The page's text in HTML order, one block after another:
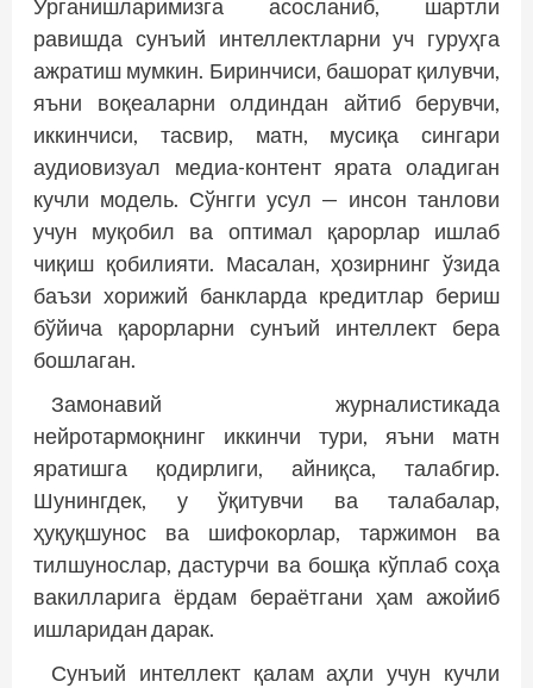
Ўрганишларимизга асосланиб, шартли
равишда сунъий интеллектларни уч гуруҳга
ажратиш мумкин. Биринчиси, башорат қилувчи,
яъни воқеаларни олдиндан айтиб берувчи,
иккинчиси, тасвир, матн, мусиқа сингари
аудиовизуал медиа-контент ярата оладиган
кучли модель. Сўнгги усул — инсон танлови
учун муқобил ва оптимал қарорлар ишлаб
чиқиш қобилияти. Масалан, ҳозирнинг ўзида
баъзи хорижий банкларда кредитлар бериш
бўйича қарорларни сунъий интеллект бера
бошлаган.
Замонавий журналистикада
нейротармоқнинг иккинчи тури, яъни матн
яратишга қодирлиги, айниқса, талабгир.
Шунингдек, у ўқитувчи ва талабалар,
ҳуқуқшунос ва шифокорлар, таржимон ва
тилшунослар, дастурчи ва бошқа кўплаб соҳа
вакилларига ёрдам бераётгани ҳам ажойиб
ишларидан дарак.
Сунъий интеллект қалам аҳли учун кучли